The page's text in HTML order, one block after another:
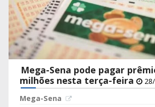
Mega-Sena pode pagar
milhões nesta terça-feira
Mega-Sena